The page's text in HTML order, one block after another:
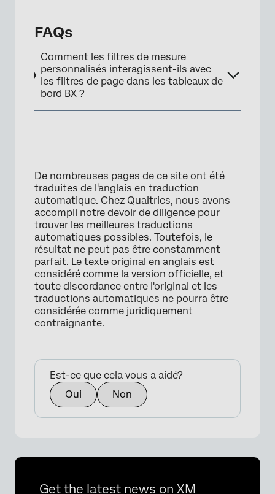
FAQs
Comment les filtres de mesure
personnalisés interagissent-ils avec
les filtres de page dans les tableaux de
bord BX ?
De nombreuses pages de ce site ont été
traduites de l'anglais en traduction
automatique. Chez Qualtrics, nous avons
accompli notre devoir de diligence pour
trouver les meilleures traductions
automatiques possibles. Toutefois, le
résultat ne peut pas être constamment
parfait. Le texte original en anglais est
considéré comme la version officielle, et
toute discordance entre l'original et les
traductions automatiques ne pourra être
considérée comme juridiquement
contraignante.
Est-ce que cela vous a aidé?
Oui
Non
Get the latest news on XM